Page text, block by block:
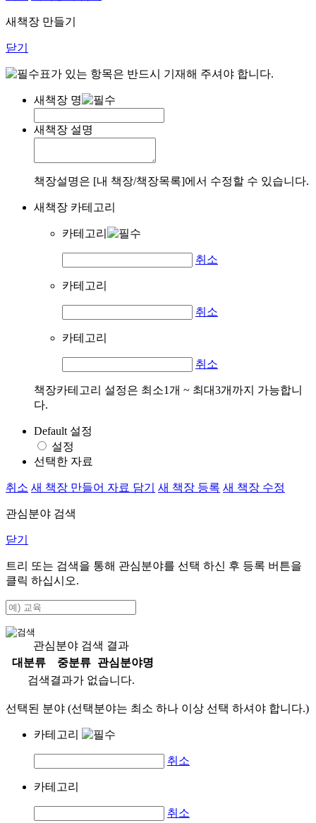
새책장 만들기
닫기
표가 있는 항목은 반드시 기재해 주셔야 합니다.
새책장 명
새책장 설명
책장설명은 [내 책장/책장목록]에서 수정할 수 있습니다.
새책장 카테고리
카테고리
취소
카테고리
취소
카테고리
취소
책장카테고리 설정은 최소1개 ~ 최대3개까지 가능합니
다.
Default 설정
설정
선택한 자료
취소 새 책장 만들어 자료 담기 새 책장 등록 새 책장 수정
관심분야 검색
닫기
트리 또는 검색을 통해 관심분야를 선택 하신 후 등록 버튼을
클릭 하십시오.
관심분야 검색 결과
대분류
중분류
관심분야명
검색결과가 없습니다.
선택된 분야 (선택분야는 최소 하나 이상 선택 하셔야 합니다.)
카테고리
취소
카테고리
취소